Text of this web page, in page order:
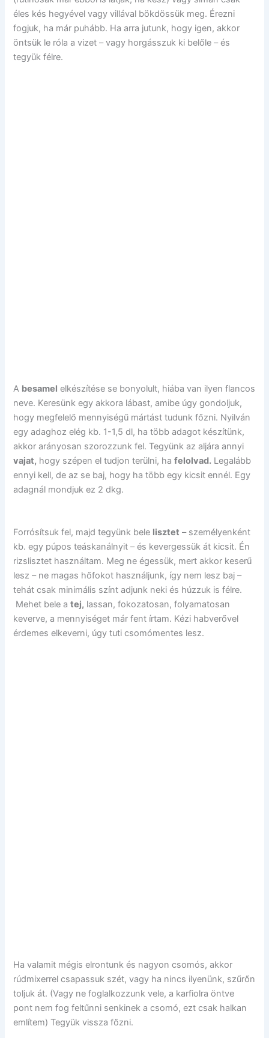
éles kés hegyével vagy villával bökdössük meg. Érezni
fogjuk, ha már puhább. Ha arra jutunk, hogy igen, akkor
öntsük le róla a vizet – vagy horgásszuk ki belőle – és
tegyük félre.
A besamel elkészítése se bonyolult, hiába van ilyen flancos
neve. Keresünk egy akkora lábast, amibe úgy gondoljuk,
hogy megfelelő mennyiségű mártást tudunk főzni. Nyilván
egy adaghoz elég kb. 1-1,5 dl, ha több adagot készítünk,
akkor arányosan szorozzunk fel. Tegyünk az aljára annyi
vajat, hogy szépen el tudjon terülni, hafelolvad. Legalább
ennyi kell, de az se baj, hogy ha több egy kicsit ennél. Egy
adagnál mondjuk ez 2 dkg.
Forrósítsuk fel, majd tegyünk bele lisztet – személyenként
kb. egy púpos teáskanálnyit – és kevergessük át kicsit. Én
rizslisztet használtam. Meg ne égessük, mert akkor keserű
lesz – ne magas hőfokot használjunk, így nem lesz baj –
tehát csak minimális színt adjunk neki és húzzuk is félre.
Mehet bele atej, lassan, fokozatosan, folyamatosan
keverve, a mennyiséget már fent írtam. Kézi habverővel
érdemes elkeverni, úgy tuti csomómentes lesz.
Ha valamit mégis elrontunk és nagyon csomós, akkor
rúdmixerrel csapassuk szét, vagy ha nincs ilyenünk, szűrőn
toljuk át. (Vagy ne foglalkozzunk vele, a karfiolra öntve
pont nem fog feltűnni senkinek a csomó, ezt csak halkan
említem) Tegyük vissza főzni.